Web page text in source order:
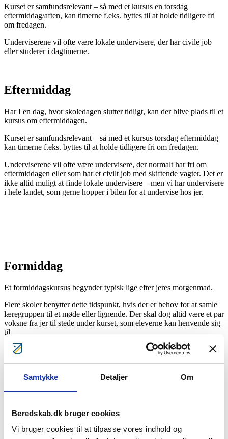
Samtykke Detaljer Om
Beredskab.dk bruger cookies
Vi bruger cookies til at tilpasse vores indhold og
Kurset er samfundsrelevant – så med et kursus en torsdag
eftermiddag/aften, kan timerne f.eks. byttes til at holde tidligere fri
om fredagen.
Underviserene vil ofte være lokale undervisere, der har civile job
eller studerer i dagtimerne.
Eftermiddag
Har I en dag, hvor skoledagen slutter tidligt, kan der blive plads til et
kursus om eftermiddagen.
Kurset er samfundsrelevant – så med et kursus torsdag eftermiddag
kan timerne f.eks. byttes til at holde tidligere fri om fredagen.
Underviserene vil ofte være undervisere, der normalt har fri om
eftermiddagen eller som har et civilt job med skiftende vagter. Det er
ikke altid muligt at finde lokale undervisere – men vi har undervisere
i hele landet, som gerne hopper i bilen for at undervise hos jer.
Formiddag
Et formiddagskursus begynder typisk lige efter jeres morgenmad.
Flere skoler benytter dette tidspunkt, hvis der er behov for at samle
læregruppen til et møde eller lignende. Der skal dog altid være et par
voksne fra jer til stede under kurset, som eleverne kan henvende sig
til.
Underviserene vil ofte være undervisere, der normalt har fri om
i hele landet, som gerne hopper i bilen for at undervise hos jer.
Weekend